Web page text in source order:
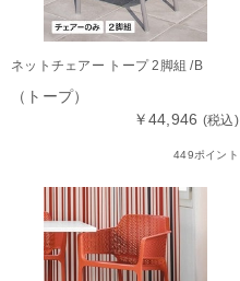
ネットチェアー トープ 2脚組 /B
（トープ）
￥44,946 (税込)
449ポイント